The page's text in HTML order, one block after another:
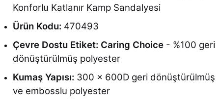
Konforlu Katlanır Kamp Sandalyesi
Ürün Kodu: 470493
Çevre Dostu Etiket: Caring Choice- %100 geri
dönüştürülmüş polyester
Kumaş Yapısı: 300 x 600D geri dönüştürülmüş
ve embosslu polyester